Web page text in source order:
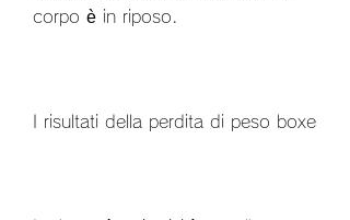
corpo è in riposo.
I risultati della perdita di peso boxe